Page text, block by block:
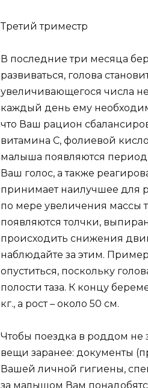
Третий триместр
В последние три месяца
развиваться, голова
увеличивающегося числа
каждый день ему
что Ваш рацион
витамина C, фолиевой
малыша появляются
Ваш голос, а также
принимает наилучшее для
по мере увеличения массы
появляются толчки,
происходить снижения
наблюдайте за этим.
опуститься, поскольку
полости таза. К концу
кг., а рост – около 50 см.
Чтобы поездка в роддом не
вещи заранее: документы
Вашей личной гигиены,
за малышом Вам